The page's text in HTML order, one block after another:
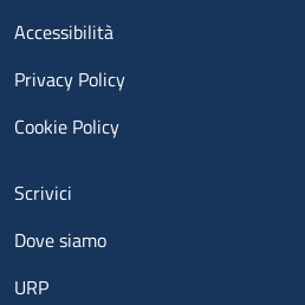
Accessibilità
Privacy Policy
Cookie Policy
Menu contatti
Scrivici
Dove siamo
URP